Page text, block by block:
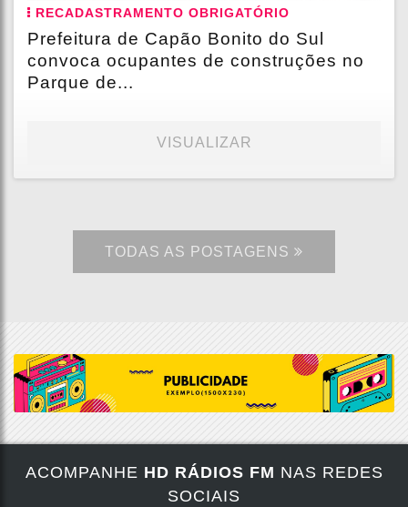
RECADASTRAMENTO OBRIGATÓRIO
Prefeitura de Capão Bonito do Sul
convoca ocupantes de construções no
Parque de...
VISUALIZAR
TODAS AS POSTAGENS
ACOMPANHE HD RÁDIOS FM NAS REDES
SOCIAIS